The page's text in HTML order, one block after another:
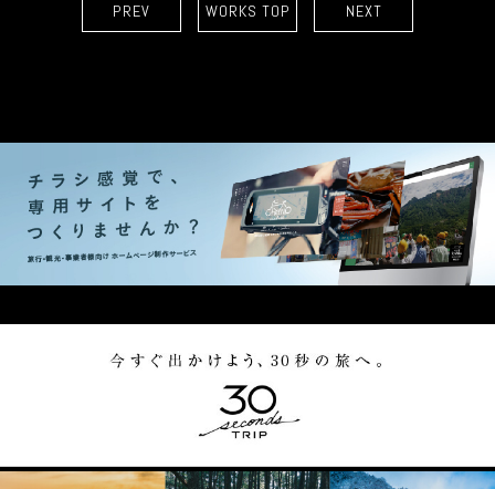
PREV WORKS TOP NEXT